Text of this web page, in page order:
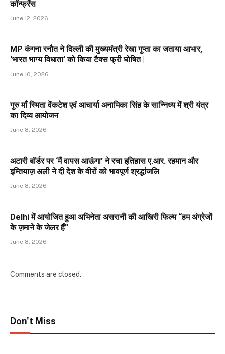
कॉन्फ्रेंस
June 12, 2026
MP कंगना रनौत ने दिल्ली की मुख्यमंत्री रेखा गुप्ता का जताया आभार,
‘भारत भाग्य विधाता’ को किया टैक्स फ्री घोषित |
June 10, 2026
गुरु माँ स्मिता वेंकटेश एवं आचार्या अनामिका सिंह के सान्निध्य में श्री यंत्र
का दिव्य आयोजन
June 8, 2026
अटारी बॉर्डर पर ‘मैं वापस आऊंगा’ ने रचा इतिहास ए.आर. रहमान और
इम्तियाज़ अली ने दी देश के वीरों को भावपूर्ण श्रद्धांजलि
June 8, 2026
Delhi में आयोजित हुआ अभिनेता असरानी की आखिरी फिल्म “हम अंग्रेजों
के ज़माने के जेलर हैं”
June 8, 2026
Comments are closed.
Don't Miss